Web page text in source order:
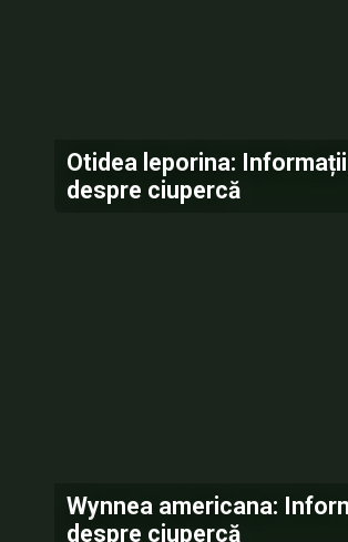
Otidea leporina:
despre ciupercă
Wynnea americana:
despre ciupercă